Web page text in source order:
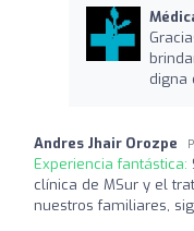
digna
Andres Jhair Orozpe
Experiencia fantástica:
clínica de MSur y el
nuestros familiares,